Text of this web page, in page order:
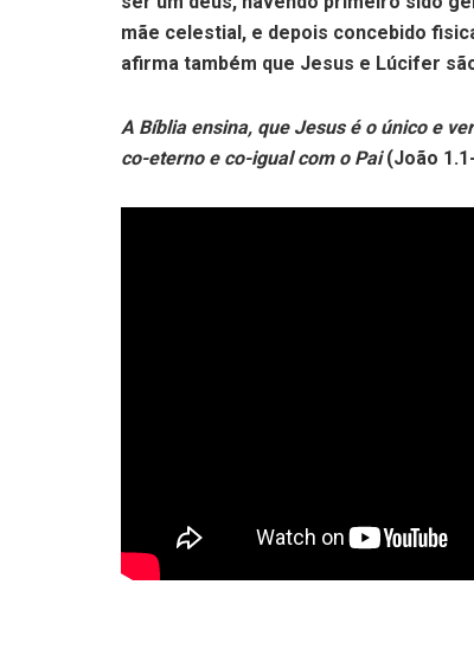
mãe celestial, e depois concebido
afirma também que Jesus e Lúcifer
A Bíblia ensina, que Jesus é o único e
co-eternoe co-igualcom o Pai(João